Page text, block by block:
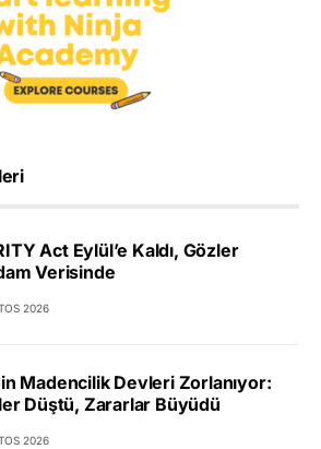
Act Eylül’e Kaldı, Gözler
Verisinde
2026
Madencilik Devleri Zorlanıyor:
Düştü, Zararlar Büyüdü
2026